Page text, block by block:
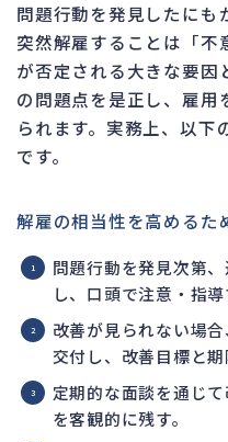
問題行動を発見したにも
突然解雇することは「不
が否定される大きな要因
の問題点を是正し、雇用
られます。実務上、以下
です。
解雇の相当性を高めるた
問題行動を発見次第
し、口頭で注意・指導
改善が見られない場
交付し、改善目標と期
定期的な面談を通じ
を客観的に残す。